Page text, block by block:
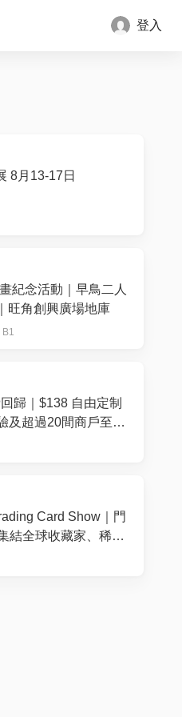
登入
8月13-17日
紀念活動｜早鳥二人
旺角創興廣場地庫
B1
歸｜$138 自由定制
及超過20間商戶至抵
Card Show｜門
結全球收藏家、稀有
集換式卡牌遊戲、航